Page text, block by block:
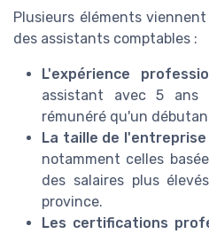
Plusieurs éléments
des assistants comptables :
L'expérience
assistant avec 5 ans
rémunéré qu'un
La taille de l'entreprise
notamment celles
des salaires plus
province.
Les certifications